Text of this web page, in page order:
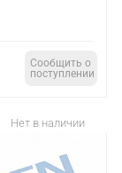
Сообщить о
поступлении
Нет в наличии